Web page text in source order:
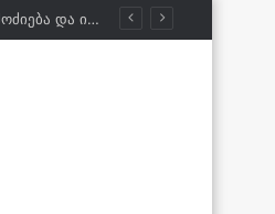
პრემიერი: წლევანდელი ეკონომიკური ზრდის მაჩვენებელი ამ ეტაპზე შარშანდელზე მაღალია. შარშან წელიწადი დავხურეთ 7,5%-ით, და პირველი 6 თვის მონაცემებით ეკონომიკურმა ზრდამ შეადგინა 7.9%. ამის მიზეზია ეფექტიანი ეკონომიკური პოლიტიკა